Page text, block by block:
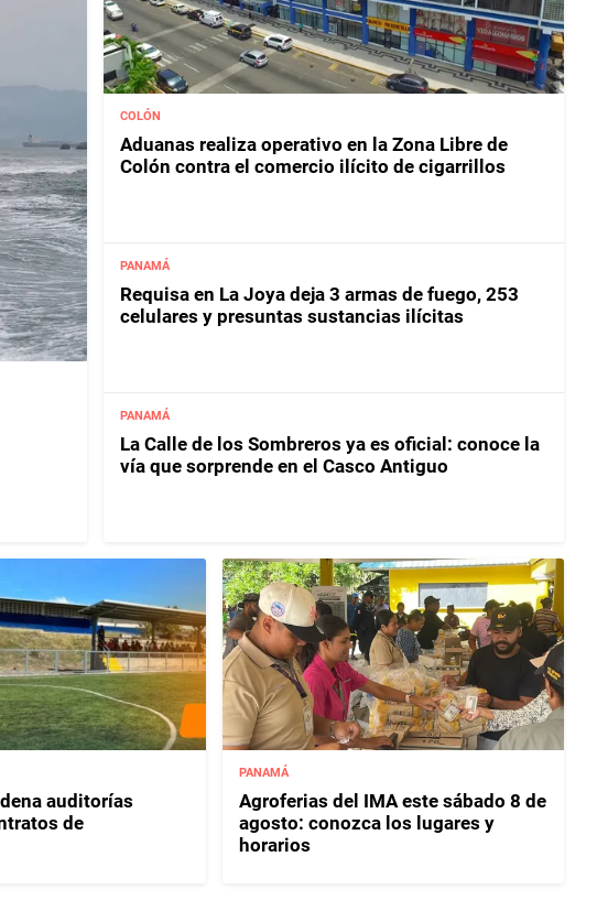
COLÓN
Aduanas realiza operativo en la Zona Libre de
Colón contra el comercio ilícito de cigarrillos
PANAMÁ
Requisa en La Joya deja 3 armas de fuego, 253
celulares y presuntas sustancias ilícitas
PANAMÁ
La Calle de los Sombreros ya es oficial: conoce la
vía que sorprende en el Casco Antiguo
auditorías
de
PANAMÁ
Agroferias del IMA este sábado 8 de
agosto: conozca los lugares y
horarios